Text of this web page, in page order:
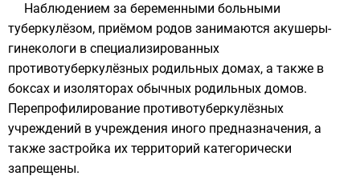
Наблюдением за беременными больными
туберкулёзом, приёмом родов занимаются акушеры-
гинекологи в специализированных
противотуберкулёзных родильных домах, а также в
боксах и изоляторах обычных родильных домов.
Перепрофилирование противотуберкулёзных
учреждений в учреждения иного предназначения, а
также застройка их территорий категорически
запрещены.